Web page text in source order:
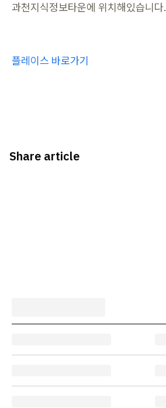
과천지식정보타운에 위치해있습니다.
플레이스 바로가기
Share article